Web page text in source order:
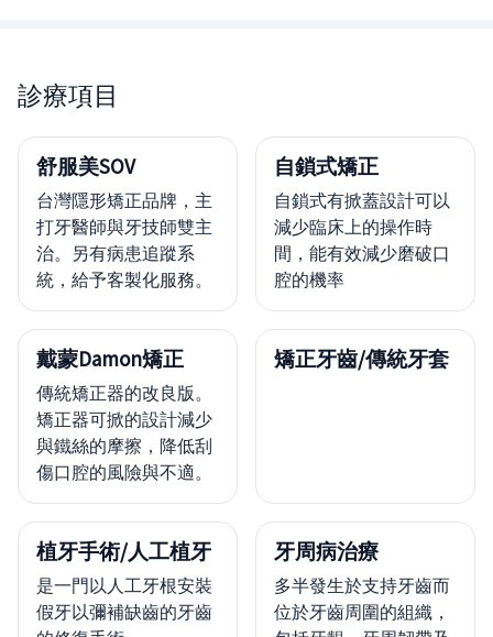
診療項目
舒服美SOV
台灣隱形矯正品牌，主
打牙醫師與牙技師雙主
治。另有病患追蹤系
統，給予客製化服務。
自鎖式矯正
自鎖式有掀蓋設計可以
減少臨床上的操作時
間，能有效減少磨破口
腔的機率
戴蒙Damon矯正
傳統矯正器的改良版。
矯正器可掀的設計減少
與鐵絲的摩擦，降低刮
傷口腔的風險與不適。
矯正牙齒/傳統牙套
植牙手術/人工植牙
是一門以人工牙根安裝
假牙以彌補缺齒的牙齒
牙周病治療
多半發生於支持牙齒而
位於牙齒周圍的組織，